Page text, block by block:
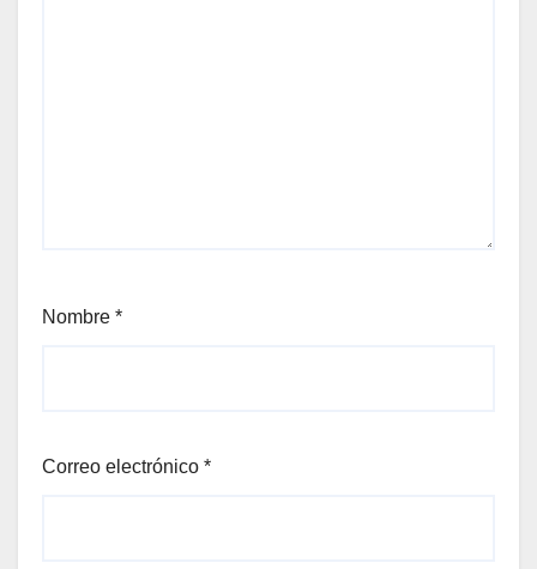
Nombre *
Correo electrónico *